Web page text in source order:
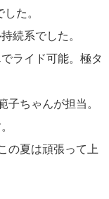
た。
続系でした。
ライド可能。極タ
ちゃんが担当。
の夏は頑張って上